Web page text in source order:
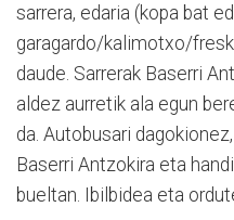
sarrera, edaria (kopa bat
garagardo/kalimotxo/
daude. Sarrerak Baserri
aldez aurretik ala egun
da. Autobusari
Baserri Antzokira eta
bueltan. Ibilbidea eta